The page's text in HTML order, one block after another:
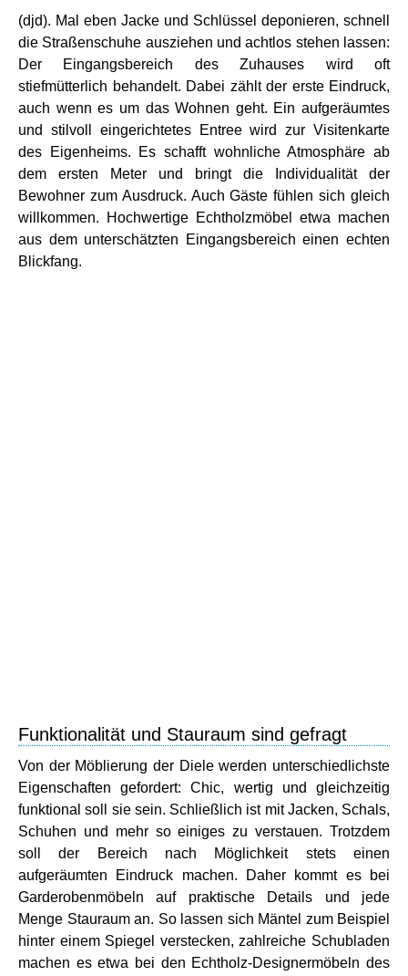
(djd). Mal eben Jacke und Schlüssel deponieren, schnell
die Straßenschuhe ausziehen und achtlos stehen lassen:
Der Eingangsbereich des Zuhauses wird oft
stiefmütterlich behandelt. Dabei zählt der erste Eindruck,
auch wenn es um das Wohnen geht. Ein aufgeräumtes
und stilvoll eingerichtetes Entree wird zur Visitenkarte
des Eigenheims. Es schafft wohnliche Atmosphäre ab
dem ersten Meter und bringt die Individualität der
Bewohner zum Ausdruck. Auch Gäste fühlen sich gleich
willkommen. Hochwertige Echtholzmöbel etwa machen
aus dem unterschätzten Eingangsbereich einen echten
Blickfang.
Funktionalität und Stauraum sind gefragt
Von der Möblierung der Diele werden unterschiedlichste
Eigenschaften gefordert: Chic, wertig und gleichzeitig
funktional soll sie sein. Schließlich ist mit Jacken, Schals,
Schuhen und mehr so einiges zu verstauen. Trotzdem
soll der Bereich nach Möglichkeit stets einen
aufgeräumten Eindruck machen. Daher kommt es bei
Garderobenmöbeln auf praktische Details und jede
Menge Stauraum an. So lassen sich Mäntel zum Beispiel
hinter einem Spiegel verstecken, zahlreiche Schubladen
machen es etwa bei den Echtholz-Designermöbeln des